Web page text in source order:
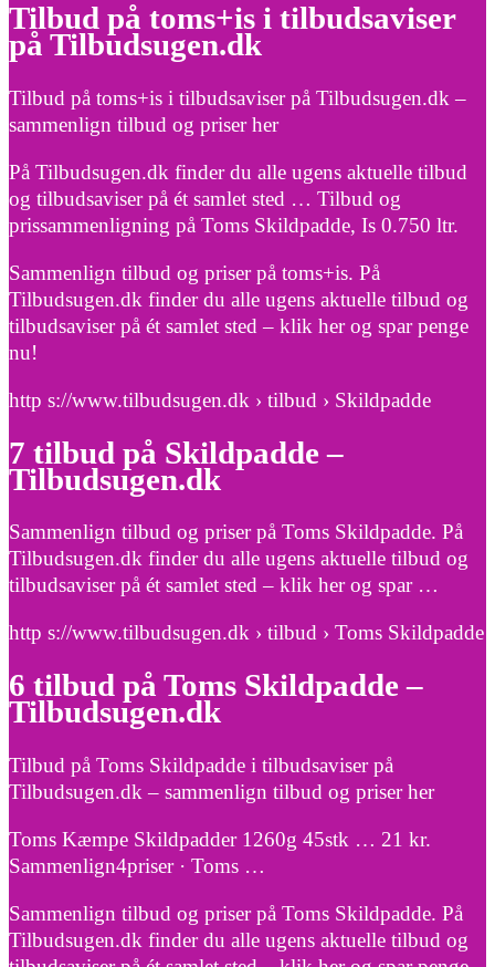
Tilbud på toms+is i tilbudsaviser
på Tilbudsugen.dk
Tilbud på toms+is i tilbudsaviser på Tilbudsugen.dk –
sammenlign tilbud og priser her
På Tilbudsugen.dk finder du alle ugens aktuelle tilbud
og tilbudsaviser på ét samlet sted … Tilbud og
prissammenligning på Toms Skildpadde, Is 0.750 ltr.
Sammenlign tilbud og priser på toms+is. På
Tilbudsugen.dk finder du alle ugens aktuelle tilbud og
tilbudsaviser på ét samlet sted – klik her og spar penge
nu!
http s://www.tilbudsugen.dk › tilbud › Skildpadde
7 tilbud på Skildpadde –
Tilbudsugen.dk
Sammenlign tilbud og priser på Toms Skildpadde. På
Tilbudsugen.dk finder du alle ugens aktuelle tilbud og
tilbudsaviser på ét samlet sted – klik her og spar …
http s://www.tilbudsugen.dk › tilbud › Toms Skildpadde
6 tilbud på Toms Skildpadde –
Tilbudsugen.dk
Tilbud på Toms Skildpadde i tilbudsaviser på
Tilbudsugen.dk – sammenlign tilbud og priser her
Toms Kæmpe Skildpadder 1260g 45stk … 21 kr.
Sammenlign4priser · Toms …
Sammenlign tilbud og priser på Toms Skildpadde. På
Tilbudsugen.dk finder du alle ugens aktuelle tilbud og